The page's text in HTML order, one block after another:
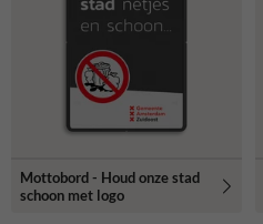
Mottobord - Houd onze stad
schoon met logo